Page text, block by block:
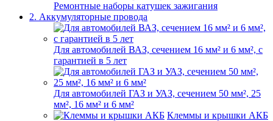
Ремонтные наборы катушек зажигания
2. Аккумуляторные провода
Для автомобилей ВАЗ, сечением 16 мм² и 6 мм², с
гарантией в 5 лет
Для автомобилей ГАЗ и УАЗ, сечением 50 мм², 25
мм², 16 мм² и 6 мм²
Клеммы и крышки АКБ